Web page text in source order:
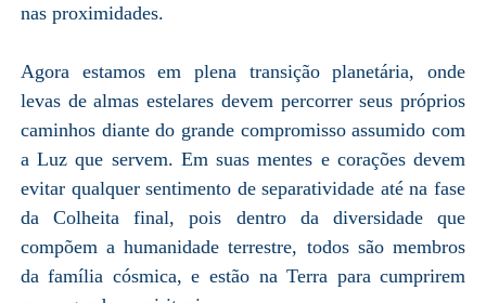
nas proximidades.
Agora estamos em plena transição planetária, onde
levas de almas estelares devem percorrer seus próprios
caminhos diante do grande compromisso assumido com
a Luz que servem. Em suas mentes e corações devem
evitar qualquer sentimento de separatividade até na fase
da Colheita final, pois dentro da diversidade que
compõem a humanidade terrestre, todos são membros
da família cósmica, e estão na Terra para cumprirem